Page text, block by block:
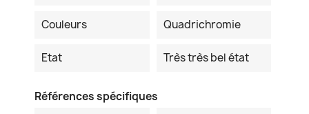
Couleurs Quadrichromie
Etat Très très bel état
Références spécifiques